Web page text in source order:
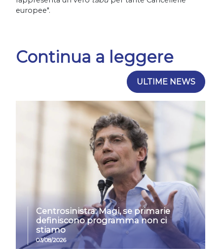
europee".
Continua a leggere
ULTIME NEWS
Centrosinistra: Magi, se primarie
definiscono programma non ci
stiamo
03/08/2026